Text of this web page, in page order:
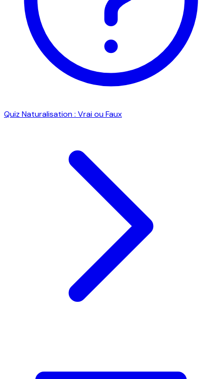
Quiz Naturalisation : Vrai ou Faux